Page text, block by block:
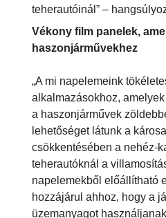
teherautóinál” –
Vékony film panelek,
haszonjárművekhez
„A mi napelemeink
alkalmazásokhoz,
a haszonjárművek
lehetőséget látunk a
csökkentésében a nehéz-
teherautóknál a
napelemekből előállítható
hozzájárul ahhoz, hogy a
üzemanyagot